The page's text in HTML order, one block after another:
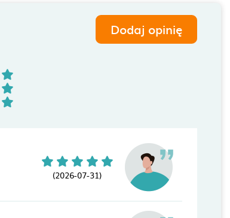
Dodaj opinię
(2026-07-31)